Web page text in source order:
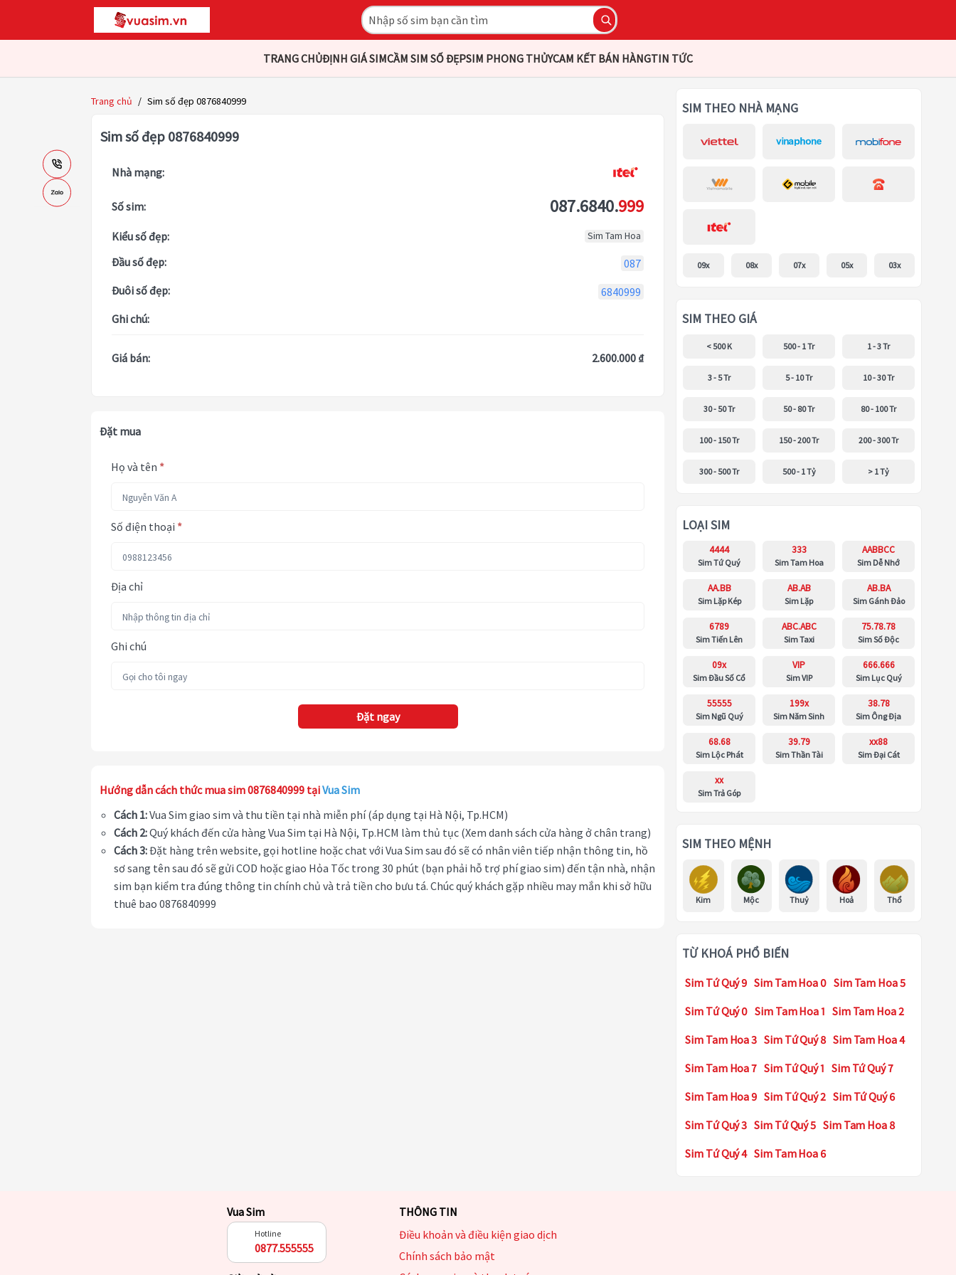
TRANG CHỦĐỊNH GIÁ SIMCẦM SIM SỐ ĐẸPSIM PHONG THỦYCAM KẾT BÁN HÀNGTIN TỨC
Trang chủ / Sim số đẹp 0876840999
Sim số đẹp 0876840999
Nhà mạng:
Số sim: 087.6840.999
Kiểu số đẹp: Sim Tam Hoa
Đầu số đẹp:
087
Đuôi số đẹp:
6840999
Ghi chú:
Giá bán: 2.600.000 ₫
Đặt mua
Họ và tên *
Số điện thoại *
Địa chỉ
Ghi chú
Đặt ngay
Hướng dẫn cách thức mua sim 0876840999 tạiVua Sim
Cách 1:Vua Sim giao sim và thu tiền tại nhà miễn phí (áp dụng tại Hà Nội, Tp.HCM)
Cách 2:Quý khách đến cửa hàng Vua Sim tại Hà Nội, Tp.HCM làm thủ tục (Xem danh sách cửa hàng ở chân trang)
Cách 3:Đặt hàng trên website, gọi hotline hoặc chat với Vua Sim sau đó sẽ có nhân viên tiếp nhận thông tin, hồ
sơ sang tên sau đó sẽ gửi COD hoặc giao Hỏa Tốc trong 30 phút (bạn phải hỗ trợ phí giao sim) đến tận nhà, nhận
sim bạn kiểm tra đúng thông tin chính chủ và trả tiền cho bưu tá. Chúc quý khách gặp nhiều may mắn khi sở hữu
thuê bao 0876840999
SIM THEO NHÀ MẠNG
09x 08x 07x 05x 03x
SIM THEO GIÁ
< 500 K 500 - 1 Tr 1 - 3 Tr
3 - 5 Tr 5 - 10 Tr 10 - 30 Tr
30 - 50 Tr 50 - 80 Tr 80 - 100 Tr
100 - 150 Tr 150 - 200 Tr 200 - 300 Tr
300 - 500 Tr 500 - 1 Tỷ > 1 Tỷ
LOẠI SIM
4444
Sim Tứ Quý
333
Sim Tam Hoa
AABBCC
Sim Dễ Nhớ
AA.BB
Sim Lặp Kép
AB.AB
Sim Lặp
AB.BA
Sim Gánh Đảo
6789
Sim Tiến Lên
ABC.ABC
Sim Taxi
75.78.78
Sim Số Độc
09x
Sim Đầu Số Cổ
VIP
Sim VIP
666.666
Sim Lục Quý
55555
Sim Ngũ Quý
199x
Sim Năm Sinh
38.78
Sim Ông Địa
68.68
Sim Lộc Phát
39.79
Sim Thần Tài
xx88
Sim Đại Cát
xx
Sim Trả Góp
SIM THEO MỆNH
Kim Mộc Thuỷ Hoả Thổ
TỪ KHOÁ PHỔ BIẾN
Sim Tứ Quý 9 Sim Tam Hoa 0 Sim Tam Hoa 5
Sim Tứ Quý 0 Sim Tam Hoa 1 Sim Tam Hoa 2
Sim Tam Hoa 3 Sim Tứ Quý 8 Sim Tam Hoa 4
Sim Tam Hoa 7 Sim Tứ Quý 1 Sim Tứ Quý 7
Sim Tam Hoa 9 Sim Tứ Quý 2 Sim Tứ Quý 6
Sim Tứ Quý 3 Sim Tứ Quý 5 Sim Tam Hoa 8
Sim Tứ Quý 4 Sim Tam Hoa 6
Vua Sim
Hotline
0877.555555
THÔNG TIN
Điều khoản và điều kiện giao dịch
Chính sách bảo mật